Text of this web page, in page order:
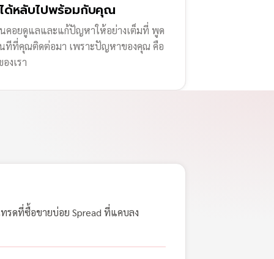
ได้หลับไปพร้อมกับคุณ
คอยดูแลและแก้ปัญหาให้อย่างเต็มที่ พูด
ทีที่คุณติดต่อมา เพราะปัญหาของคุณ คือ
งเรา
รดที่ซื้อขายบ่อย Spread ที่แคบลง